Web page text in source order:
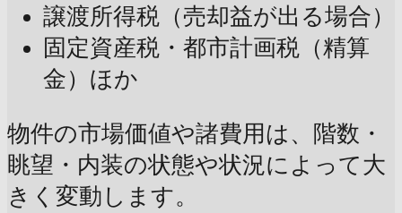
譲渡所得税（売却益が出る場合）
固定資産税・都市計画税（精算
金）ほか
物件の市場価値や諸費用は、階数・
眺望・内装の状態や状況によって大
きく変動します。